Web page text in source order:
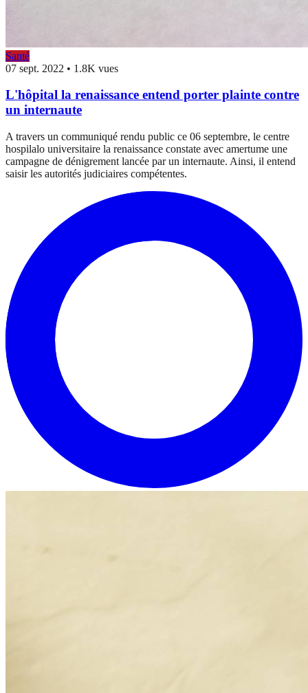
Santé
07 sept. 2022 • 1.8K vues
L'hôpital la renaissance entend porter plainte contre
un internaute
A travers un communiqué rendu public ce 06 septembre, le centre
hospilalo universitaire la renaissance constate avec amertume une
campagne de dénigrement lancée par un internaute. Ainsi, il entend
saisir les autorités judiciaires compétentes.